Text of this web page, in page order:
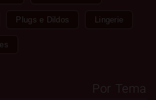
Plugs e Dildos Lingerie
Por Tema